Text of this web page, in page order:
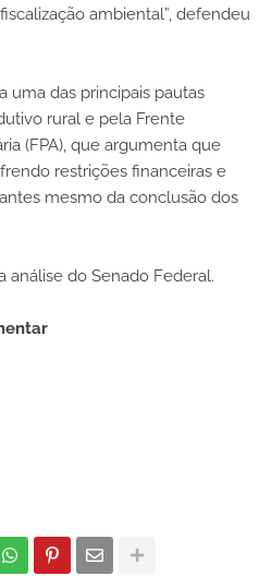
ambiental”, defendeu
uma das principais pautas
rural e pela Frente
(FPA), que argumenta que
restrições financeiras e
mesmo da conclusão dos
análise do Senado Federal.